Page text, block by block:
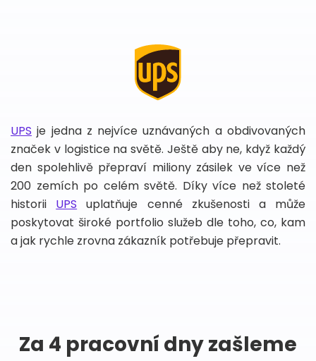
UPS je jedna z nejvíce uznávaných a obdivovaných
značek v logistice na světě. Ještě aby ne, když každý
den spolehlivě přepraví miliony zásilek ve více než
200 zemích po celém světě. Díky více než stoleté
historii UPS uplatňuje cenné zkušenosti a může
poskytovat široké portfolio služeb dle toho, co, kam
a jak rychle zrovna zákazník potřebuje přepravit.
Za 4 pracovní dny zašleme